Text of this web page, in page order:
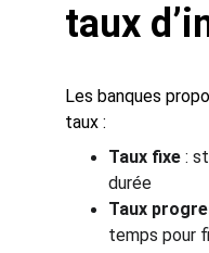
taux
Les banques
taux :
Taux fixe :
durée
Taux
temps pour